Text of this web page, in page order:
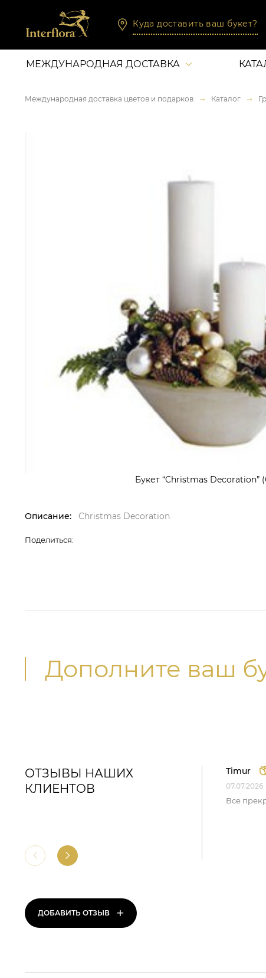
Куда доставить ваш букет?
МЕЖДУНАРОДНАЯ ДОСТАВКА
Международная доставка цветов и подарков Каталог
Букет “Christmas Decoration”
Описание: Christmas Decoration
Поделиться:
Дополните ваш
ОТЗЫВЫ НАШИХ
КЛИЕНТОВ
ДОБАВИТЬ ОТЗЫВ +
Timur
07.07.2026
Все